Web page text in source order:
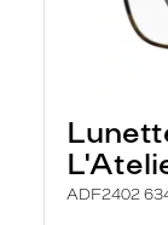
ADF2402